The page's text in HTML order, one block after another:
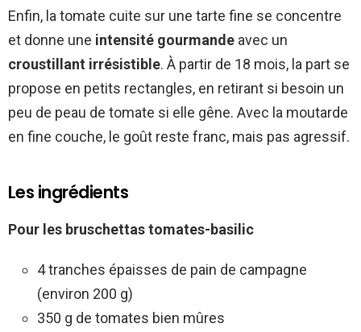
Enfin, la tomate cuite sur une tarte fine se concentre
et donne une intensité gourmande avec un
croustillant irrésistible. À partir de 18 mois, la part se
propose en petits rectangles, en retirant si besoin un
peu de peau de tomate si elle gêne. Avec la moutarde
en fine couche, le goût reste franc, mais pas agressif.
Les ingrédients
Pour les bruschettas tomates-basilic
4 tranches épaisses de pain de campagne
(environ 200 g)
350 g de tomates bien mûres